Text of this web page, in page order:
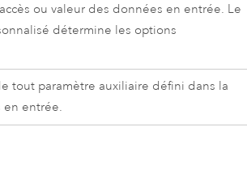
ou valeur des données en entrée. Le
détermine les options
tout paramètre auxiliaire défini dans la
en entrée.